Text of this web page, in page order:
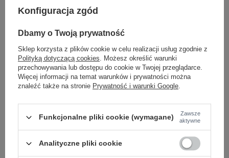
Marka
CALIMERA
casual
okazja
codzienne
wzór
dominujący
nadruk aplikacja
materiał
bawełna
rękaw 3/4
brak
Konfiguracja zgód
Dbamy o Twoją prywatność
Sklep korzysta z plików cookie w celu realizacji usług zgodnie z
Polityką dotyczącą cookies. Możesz określić warunki
przechowywania lub dostępu do cookie w Twojej przeglądarce.
Więcej informacji na temat warunków i prywatności można
znaleźć także na stronie Prywatność i warunki Google.
Funkcjonalne pliki cookie (wymagane)
Zawsze
aktywne
Analityczne pliki cookie